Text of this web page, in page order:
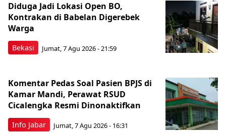
Bekasi
Diduga Jadi Lokasi Open BO,
Kontrakan di Babelan Digerebek
Warga
Jumat, 7 Agu 2026 - 21:59
Info Jabar
Komentar Pedas Soal Pasien BPJS di
Kamar Mandi, Perawat RSUD
Cicalengka Resmi Dinonaktifkan
Jumat, 7 Agu 2026 - 16:31